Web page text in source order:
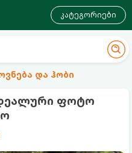
კატეგორიები
და ჰობი
ფოტო